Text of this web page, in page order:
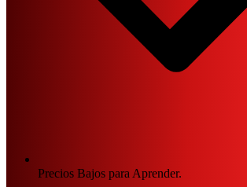
Precios Bajos para Aprender.